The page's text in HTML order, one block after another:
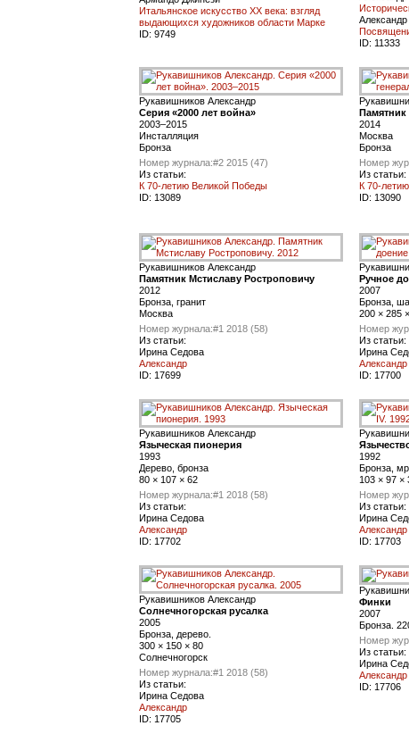
Итальянское искусство ХХ века: взгляд
выдающихся художников области Марке
ID: 9749
ID: 11333
Рукавишников Александр
Серия «2000 лет война»
2003–2015
Инсталляция
Бронза
Номер журнала:#2 2015 (47)
Из статьи:
К 70-летию Великой Победы
ID: 13089
Памятник
2014
Москва
Бронза
Номер
Из статьи:
К 70-
ID: 13090
Рукавишников Александр
Памятник Мстиславу Ростроповичу
2012
Бронза, гранит
Москва
Номер журнала:#1 2018 (58)
Из статьи:
Ирина Седова
Александр
ID: 17699
Ручное
2007
Бронза,
200 × 285
Номер
Из статьи:
Ирина
Александр
ID: 17700
Рукавишников Александр
Языческая пионерия
1993
Дерево, бронза
80 × 107 × 62
Номер журнала:#1 2018 (58)
Из статьи:
Ирина Седова
Александр
ID: 17702
1992
Бронза,
103 × 97 ×
Номер
Из статьи:
Ирина
Александр
ID: 17703
Рукавишников Александр
Солнечногорская русалка
2005
Бронза, дерево.
300 × 150 × 80
Солнечногорск
Номер журнала:#1 2018 (58)
Из статьи:
Ирина Седова
Александр
ID: 17705
Финки
2007
Бронза.
Номер
Из статьи:
Ирина
Александр
ID: 17706